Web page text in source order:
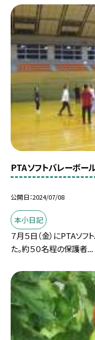
PTAソフトバレーボー
公開日 2024/07/08
本小日記
７月５日（金）にPTAソ
た。約５０名程の保護者...